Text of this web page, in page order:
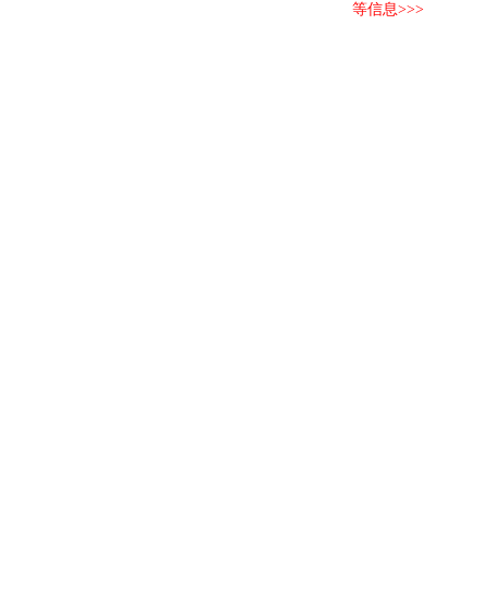
等信息>>>